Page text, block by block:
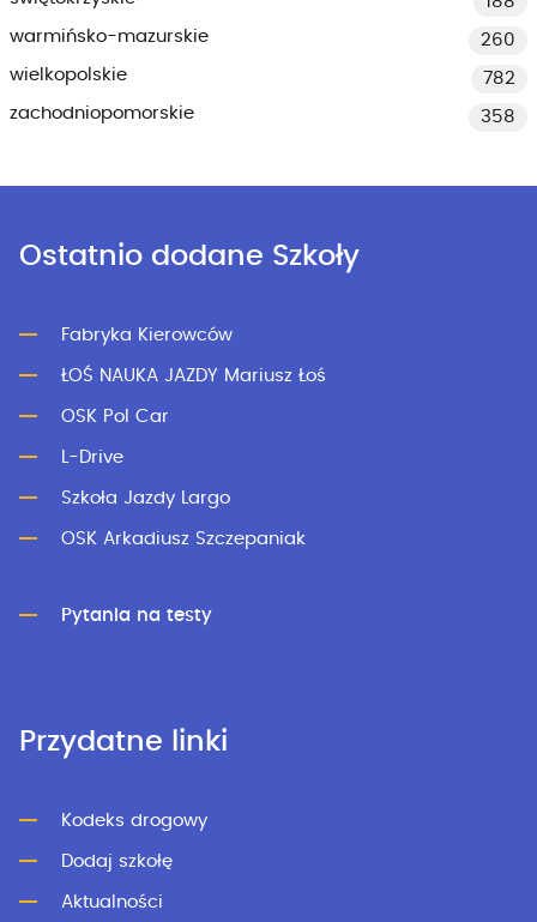
warmińsko-mazurskie
260
wielkopolskie
782
zachodniopomorskie
358
Ostatnio dodane Szkoły
Fabryka Kierowców
ŁOŚ NAUKA JAZDY Mariusz Łoś
OSK Pol Car
L-Drive
Szkoła Jazdy Largo
OSK Arkadiusz Szczepaniak
Pytania na testy
Przydatne linki
Kodeks drogowy
Dodaj szkołę
Aktualności